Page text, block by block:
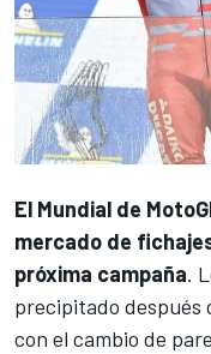
El Mundial de
mercado de
próxima campaña.
precipitado después
con el cambio de